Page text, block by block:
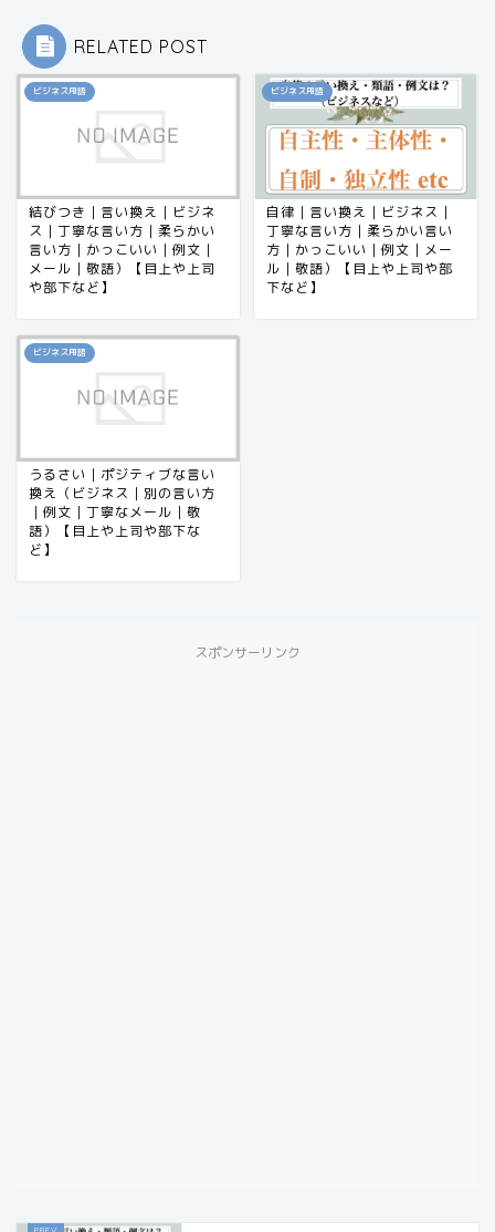
RELATED POST
ビジネス用語
結びつき｜言い換え｜ビジネ
ス｜丁寧な言い方｜柔らかい
言い方｜かっこいい｜例文｜
メール｜敬語）【目上や上司
や部下など】
ビジネス用語
自律｜言い換え｜ビジネス｜
丁寧な言い方｜柔らかい言い
方｜かっこいい｜例文｜メー
ル｜敬語）【目上や上司や部
下など】
ビジネス用語
うるさい｜ポジティブな言い
換え（ビジネス｜別の言い方
｜例文｜丁寧なメール｜敬
語）【目上や上司や部下な
ど】
スポンサーリンク